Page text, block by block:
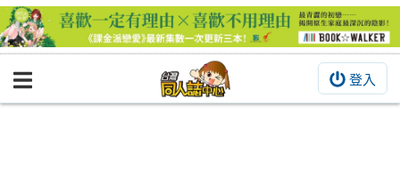
登入
BOOKY書集倉庫